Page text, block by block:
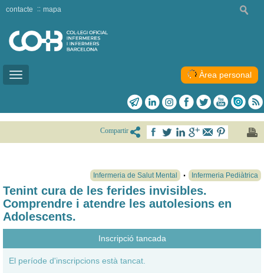
Toggle
contacte mapa
Àrea personal
Compartir
Infermeria de Salut Mental Infermeria Pediàtrica
Tenint cura de les ferides invisibles.
Comprendre i atendre les autolesions en
Adolescents.
Inscripció tancada
El període d'inscripcions està tancat.